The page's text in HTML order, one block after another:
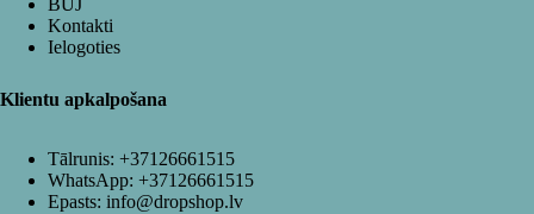
BUJ
Kontakti
Ielogoties
Klientu apkalpošana
Tālrunis: +37126661515
WhatsApp: +37126661515
Epasts: info@dropshop.lv